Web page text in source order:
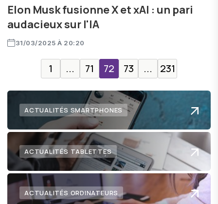
Elon Musk fusionne X et xAI : un pari
audacieux sur l'IA
31/03/2025 À 20:20
1 ... 71 72 73 ... 231
ACTUALITÉS SMARTPHONES
ACTUALITÉS TABLETTES
ACTUALITÉS ORDINATEURS